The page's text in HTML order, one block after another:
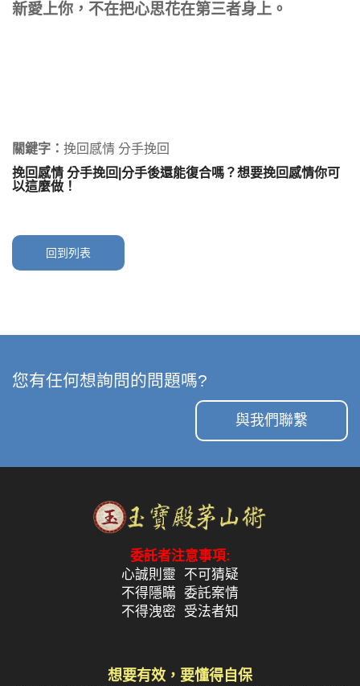
新愛上你，不在把心思花在第三者身上。
關鍵字： 挽回感情 分手挽回
挽回感情 分手挽回|分手後還能復合嗎？想要挽回感情你可
以這麼做！
回到列表
您有任何想詢問的問題嗎?
與我們聯繫
委託者注意事項:
心誠則靈 不可猜疑
不得隱瞞 委託案情
不得洩密 受法者知
想要有效，要懂得自保